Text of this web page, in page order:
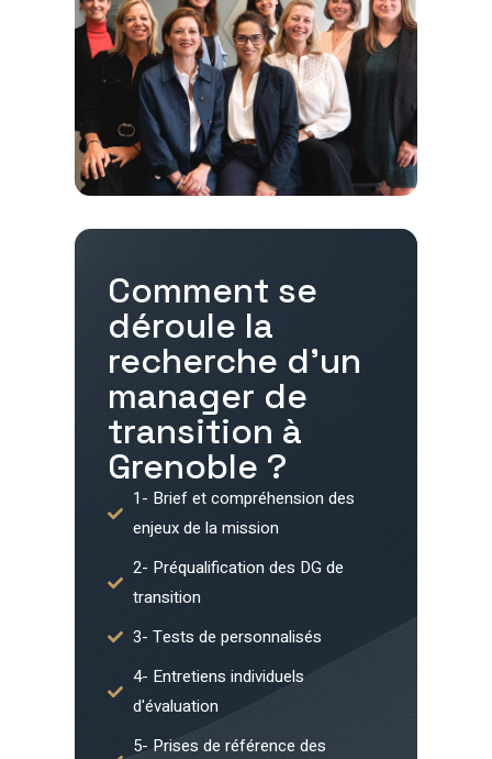
Comment se
déroule la
recherche d'un
manager de
transition à
Grenoble ?
1- Brief et compréhension des
enjeux de la mission
2- Préqualification des DG de
transition
3- Tests de personnalisés
4- Entretiens individuels
d'évaluation
5- Prises de référence des